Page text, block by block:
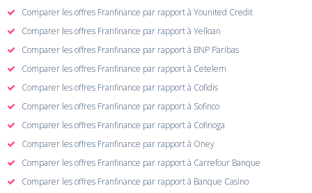
Comparer les offres Franfinance par rapport à Younited Credit
Comparer les offres Franfinance par rapport à Yelloan
Comparer les offres Franfinance par rapport à BNP Paribas
Comparer les offres Franfinance par rapport à Cetelem
Comparer les offres Franfinance par rapport à Cofidis
Comparer les offres Franfinance par rapport à Sofinco
Comparer les offres Franfinance par rapport à Cofinoga
Comparer les offres Franfinance par rapport à Oney
Comparer les offres Franfinance par rapport à Carrefour Banque
Comparer les offres Franfinance par rapport à Banque Casino